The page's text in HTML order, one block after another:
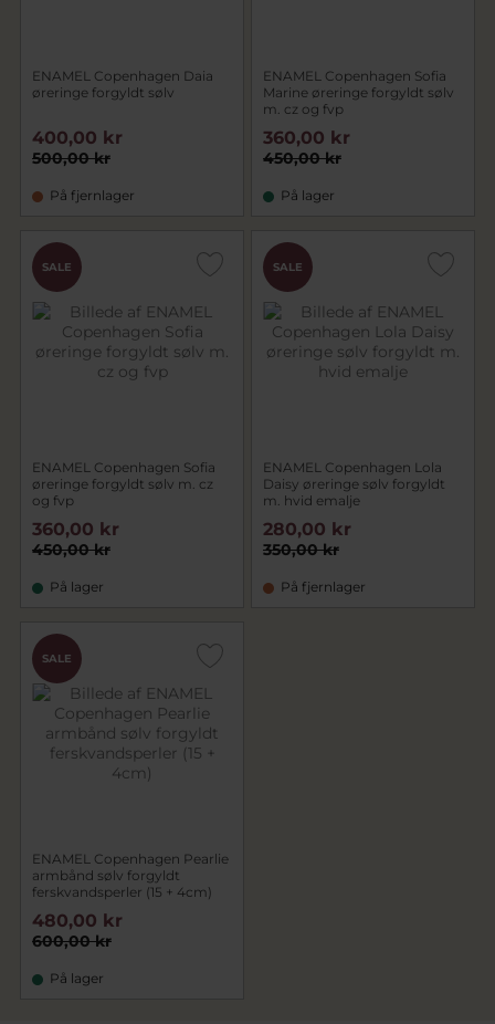
ENAMEL Copenhagen Daia
øreringe forgyldt sølv
500,00 kr
400,00 kr
På fjernlager
ENAMEL Copenhagen Sofia
Marine øreringe forgyldt sølv
m. cz og fvp
450,00 kr
360,00 kr
På lager
SALE
ENAMEL Copenhagen Sofia
øreringe forgyldt sølv m. cz
og fvp
450,00 kr
360,00 kr
På lager
SALE
ENAMEL Copenhagen Lola
Daisy øreringe sølv forgyldt
m. hvid emalje
350,00 kr
280,00 kr
På fjernlager
SALE
ENAMEL Copenhagen Pearlie
armbånd sølv forgyldt
ferskvandsperler (15 + 4cm)
600,00 kr
480,00 kr
På lager